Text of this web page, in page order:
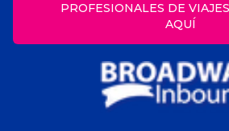
PROFESIONALES DE
AQUÍ